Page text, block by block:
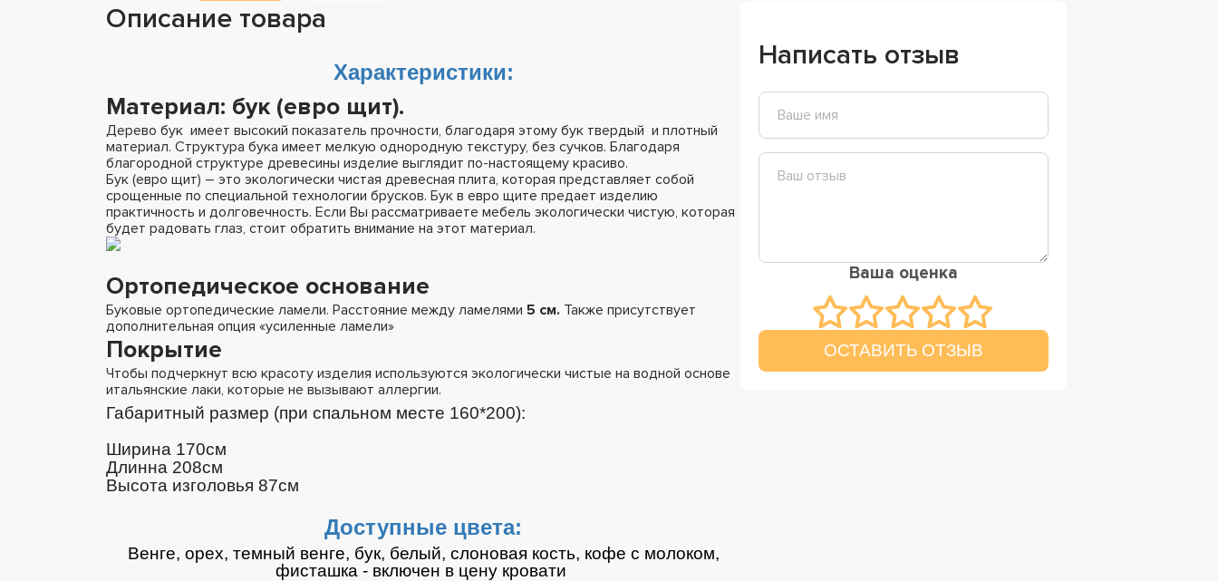
Описание товара
Характеристики:
Материал: бук (евро щит).
Дерево бук имеет высокий показатель прочности, благодаря этому бук твердый и плотный
материал. Структура бука имеет мелкую однородную текстуру, без сучков. Благодаря
благородной структуре древесины изделие выглядит по-настоящему красиво.
Бук (евро щит) – это экологически чистая древесная плита, которая представляет собой
срощенные по специальной технологии брусков. Бук в евро щите предает изделию
практичность и долговечность. Если Вы рассматриваете мебель экологически чистую, которая
будет радовать глаз, стоит обратить внимание на этот материал.
Ортопедическое основание
Буковые ортопедические ламели. Расстояние между ламелями 5 см. Также присутствует
дополнительная опция «усиленные ламели»
Покрытие
Чтобы подчеркнут всю красоту изделия используются экологически чистые на водной основе
итальянские лаки, которые не вызывают аллергии.
Габаритный размер (при спальном месте 160*200):
Ширина 170см
Длинна 208см
Высота изголовья 87см
Доступные цвета:
Венге, орех, темный венге, бук, белый, слоновая кость, кофе с молоком,
фисташка - включен в цену кровати
Написать отзыв
Ваша оценка
ОСТАВИТЬ ОТЗЫВ